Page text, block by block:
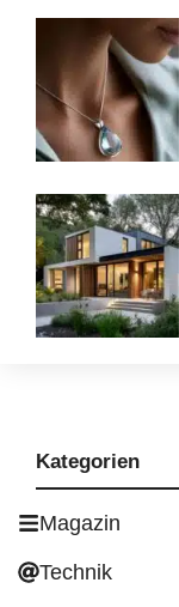
Kategorien
Magazin
Technik